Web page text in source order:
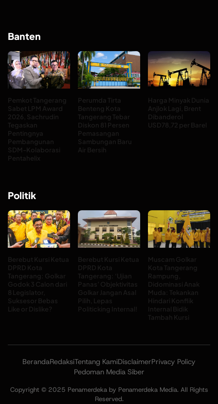
Banten
Pemkot Tangerang
Sabet LPM Award
2026, Sachrudin
Tegaskan
Pentingnya
Pembangunan
SDM-Kolaborasi
Pentahelix
Perumda Tirta
Benteng Kota
Tangerang Tebar
Diskon 81 Persen
Pemasangan
Sambungan Baru
Air Bersih
Harga Minyak Dunia
Anjlok Lagi, Brent
Dibanderol
USD78,72 per Barel
Politik
Berebut Kursi Ketua
DPRD Kota
Tangerang: Golkar
Godok 3 Calon dari
8 Legislator,
Suksesor Bebas
Like or Dislike?
Berebut Kursi Ketua
DPRD Kota
Tangerang: ‘Ujian
Panas’ Objektivitas
Golkar Jangan Asal
Pilih, Lepas
Politicking Internal!
Muscam Golkar
Kota Tangerang
Rampung,
Didominasi Anak
Muda: Tekankan
Hindari Konflik
Internal Bidik
Tambah Kursi
BerandaRedaksiTentang KamiDisclaimerPrivacy Policy
Pedoman Media Siber
Copyright © 2025 Penamerdeka by Penamerdeka Media. All Rights
Reserved.